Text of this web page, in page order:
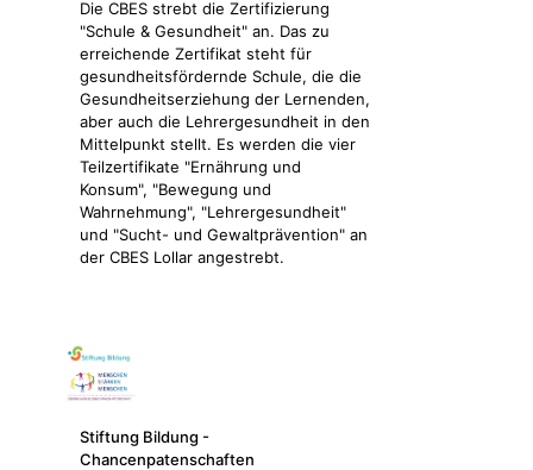
Die CBES strebt die Zertifizierung
"Schule & Gesundheit" an. Das zu
erreichende Zertifikat steht für
gesundheitsfördernde Schule, die die
Gesundheitserziehung der Lernenden,
aber auch die Lehrergesundheit in den
Mittelpunkt stellt. Es werden die vier
Teilzertifikate "Ernährung und
Konsum", "Bewegung und
Wahrnehmung", "Lehrergesundheit"
und "Sucht- und Gewaltprävention" an
der CBES Lollar angestrebt.
Stiftung Bildung -
Chancenpatenschaften